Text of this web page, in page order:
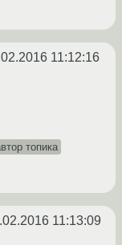
11:12:16
топика
11:13:09